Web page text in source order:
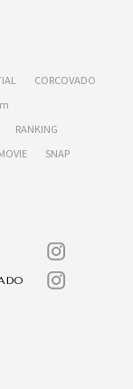
CORCOVADO
RANKING
SNAP